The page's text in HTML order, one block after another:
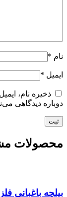
نام *
ایمیل *
ذخیره نام،
دوباره دیدگاهی
محصولات
بیلچه باغبانی